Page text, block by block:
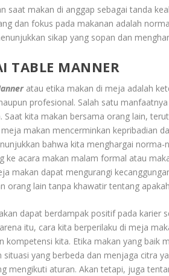
saat makan di anggap sebagai tanda
dan fokus pada makanan adalah
sikap yang sopan dan
TABLE MANNER
atau etika makan di meja adalah
profesional. Salah satu
Saat kita makan bersama orang lain,
makan mencerminkan kepribadian
bahwa kita menghargai
ke acara makan malam formal atau
makan dapat mengurangi
orang lain tanpa khawatir tentang
dapat berdampak positif pada karier
itu, cara kita berperilaku di meja
kompetensi kita. Etika makan yang baik
situasi yang berbeda dan menjaga citra
mengikuti aturan. Akan tetapi, juga